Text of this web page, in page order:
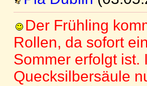
Der Frühling
Rollen, da sofort
Sommer erfolgt ist.
Quecksilbersäule